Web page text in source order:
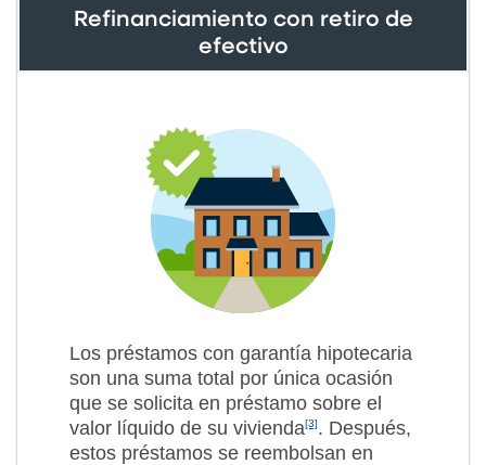
Refinanciamiento con retiro de
efectivo
Los préstamos con garantía hipotecaria
son una suma total por única ocasión
que se solicita en préstamo sobre el
valor líquido de su vivienda[3]. Después,
estos préstamos se reembolsan en